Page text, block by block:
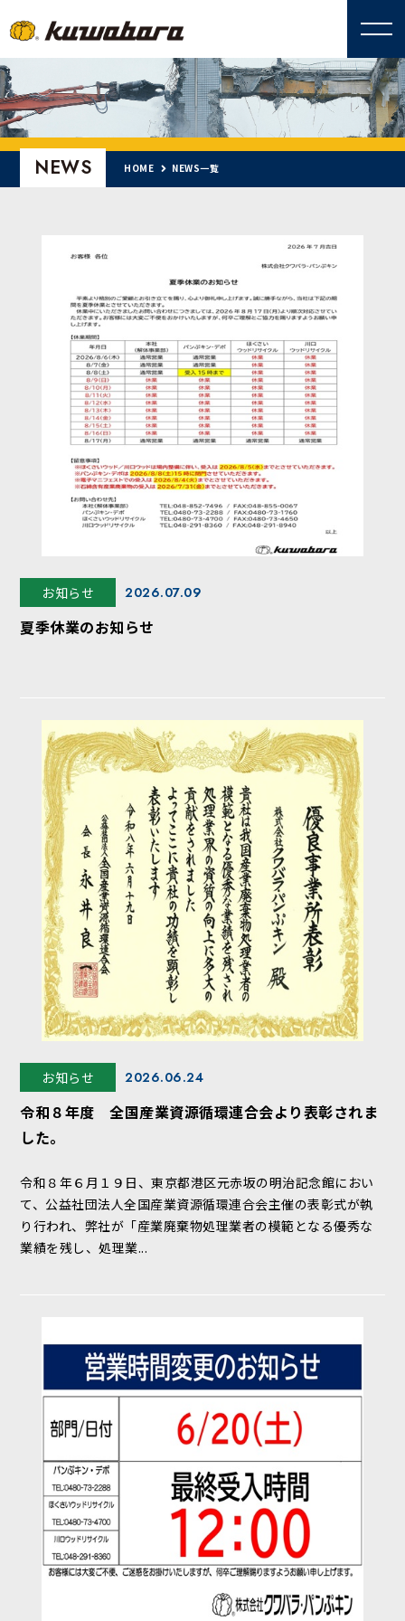
NEWS HOME NEWS一覧
お知らせ 2026.07.09
夏季休業のお知らせ
お知らせ 2026.06.24
令和８年度 全国産業資源循環連合会より表彰されま
した。
令和８年６月１９日、東京都港区元赤坂の明治記念館におい
て、公益社団法人全国産業資源循環連合会主催の表彰式が執
り行われ、弊社が「産業廃棄物処理業者の模範となる優秀な
業績を残し、処理業...